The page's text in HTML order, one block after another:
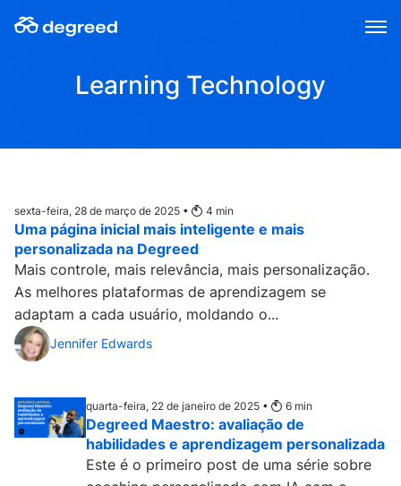
Learning Technology
sexta-feira, 28 de março de 2025 • 4 min
Uma página inicial mais inteligente e mais
personalizada na Degreed
Mais controle, mais relevância, mais personalização.
As melhores plataformas de aprendizagem se
adaptam a cada usuário, moldando o...
Jennifer Edwards
quarta-feira, 22 de janeiro de 2025 • 6 min
Degreed Maestro: avaliação de
habilidades e aprendizagem personalizada
Este é o primeiro post de uma série sobre